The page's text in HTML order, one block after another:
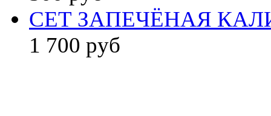
СЕТ ЗАПЕЧЁНАЯ
1 700 руб